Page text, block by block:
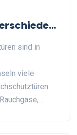
sind in
viele